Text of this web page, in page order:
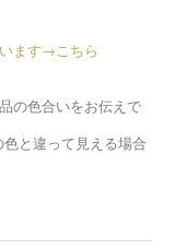
ます→こちら
の色合いをお伝えで
と違って見える場合